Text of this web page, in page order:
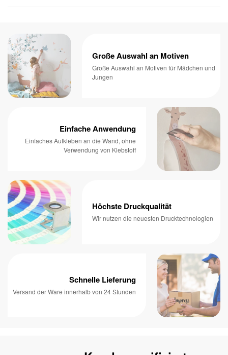
Große Auswahl an Motiven
Große Auswahl an Motiven für Mädchen und
Jungen
Einfache Anwendung
Einfaches Aufkleben an die Wand, ohne
Verwendung von Klebstoff
Höchste Druckqualität
Wir nutzen die neuesten Drucktechnologien
Schnelle Lieferung
Versand der Ware innerhalb von 24 Stunden